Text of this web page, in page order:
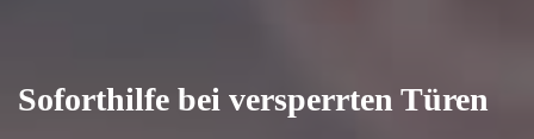
Soforthilfe bei versperrten Türen